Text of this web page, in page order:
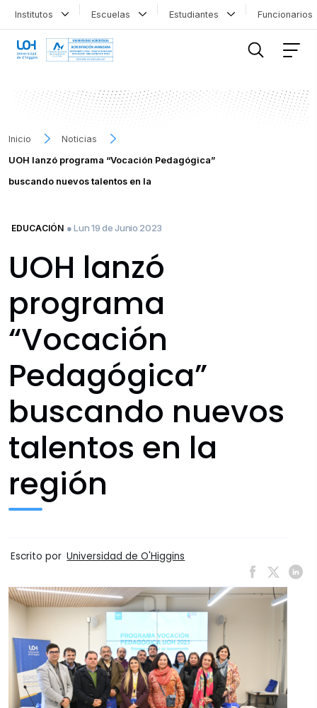
Institutos Escuelas Estudiantes
Inicio
Noticias
UOH lanzó programa “Vocación Pedagógica”
buscando nuevos talentos en la
EDUCACIÓN ● Lun 19 de Junio 2023
UOH lanzó
programa
“Vocación
Pedagógica”
buscando nuevos
talentos en la
región
Escrito por Universidad de O'Higgins